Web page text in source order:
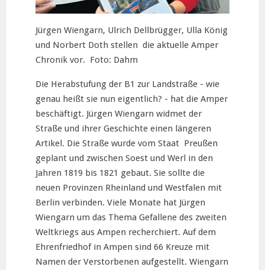
Jürgen Wiengarn, Ulrich Dellbrügger, Ulla König
und Norbert Doth stellen die aktuelle Amper
Chronik vor. Foto: Dahm
Die Herabstufung der B1 zur Landstraße - wie
genau heißt sie nun eigentlich? - hat die Amper
beschäftigt. Jürgen Wiengarn widmet der
Straße und ihrer Geschichte einen längeren
Artikel. Die Straße wurde vom Staat Preußen
geplant und zwischen Soest und Werl in den
Jahren 1819 bis 1821 gebaut. Sie sollte die
neuen Provinzen Rheinland und Westfalen mit
Berlin verbinden. Viele Monate hat Jürgen
Wiengarn um das Thema Gefallene des zweiten
Weltkriegs aus Ampen recherchiert. Auf dem
Ehrenfriedhof in Ampen sind 66 Kreuze mit
Namen der Verstorbenen aufgestellt. Wiengarn